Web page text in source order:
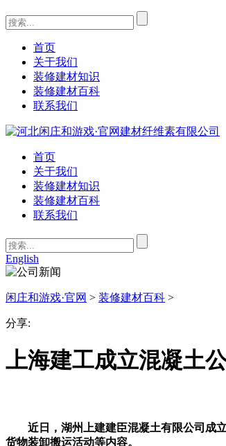
首页
关于我们
装修建材知识
装修建材百科
联系我们
首页
关于我们
装修建材知识
装修建材百科
联系我们
English
闲庄和游戏·官网 > 装修建材百科 >
分享:
上海建工成立混凝土
近日，湖州上建建臣混凝土有限公司成立
货物装卸搬运活动等内容。